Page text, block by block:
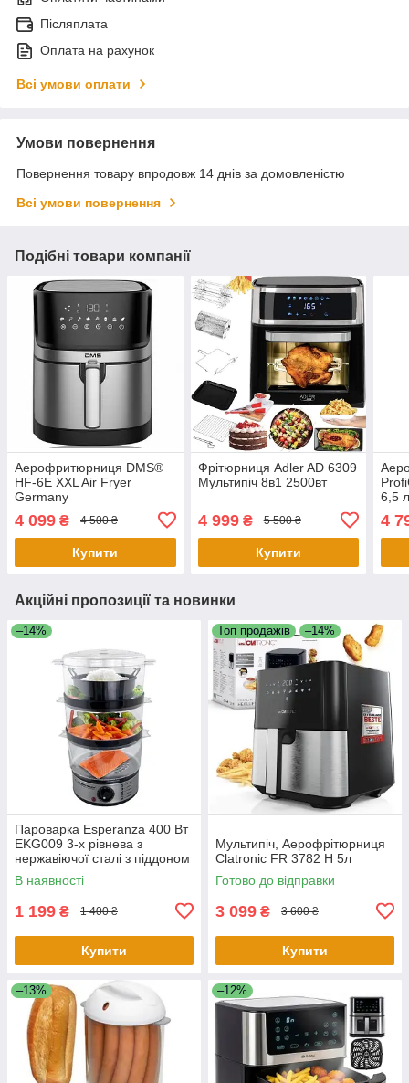
Післяплата
Оплата на рахунок
Всі умови оплати
Умови повернення
Повернення товару впродовж 14 днів за домовленістю
Всі умови повернення
Подібні товари компанії
Аерофритюрниця DMS®
HF-6E XXL Air Fryer
Germany
4 099 ₴ 4 500 ₴
Купити
Фрітюрниця Adler AD 6309
Мультипіч 8в1 2500вт
4 999₴ 5 500 ₴
Купити
6,5
4
Акційні пропозиції та новинки
–14%
Пароварка Esperanza 400 Вт
EKG009 3-х рівнева з
нержавіючої сталі з піддоном
мультиварка з чашею 7.5 літр
В наявності
1 199 ₴ 1 400 ₴
Купити
Топ продажів –14%
Мультипіч, Аерофрітюрниця
Clatronic FR 3782 H 5л
Готово до відправки
3 099 ₴ 3 600 ₴
Купити
–13% –12%